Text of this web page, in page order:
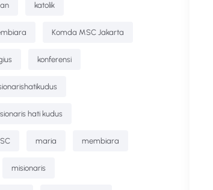
katolik
Komda MSC Jakarta
konferensi
hati kudus
maria membiara
misionaris